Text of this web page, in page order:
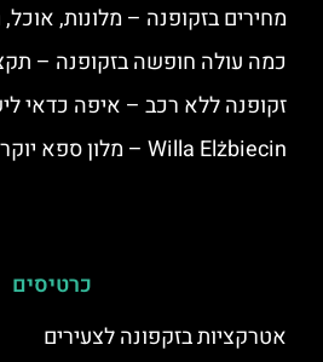
מחירים בזקופנה – מלונות,
כמה עולה חופשה בזקופנה –
זקופנה ללא רכב – איפה כדאי
Willa Elżbiecin – מלון ספא יוקרתי בזאקופנה
כרטיסים
אטרקציות בזקפונה לצעירים